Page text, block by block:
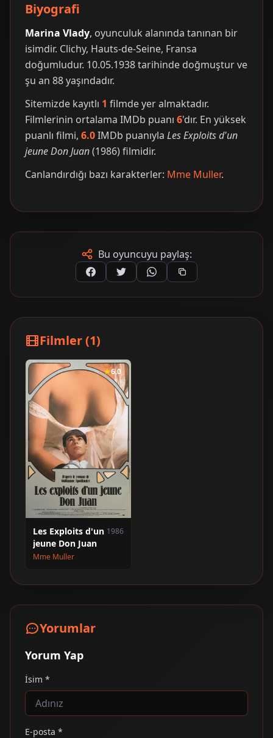
Biyografi
Marina Vlady, oyunculuk alanında tanınan bir
isimdir. Clichy, Hauts-de-Seine, Fransa
doğumludur. 10.05.1938 tarihinde doğmuştur ve
şu an 88 yaşındadır.
Sitemizde kayıtlı 1 filmde yer almaktadır.
Filmlerinin ortalama IMDb puanı 6'dır. En yüksek
puanlı filmi, 6.0IMDb puanıyla Les Exploits d'un
jeune Don Juan(1986) filmidir.
Canlandırdığı bazı karakterler: Mme Muller.
Bu oyuncuyu paylaş:
Filmler (1)
6.0
Les Exploits d'un
jeune Don Juan
1986
Mme Muller
Yorumlar
Yorum Yap
İsim *
E-posta *